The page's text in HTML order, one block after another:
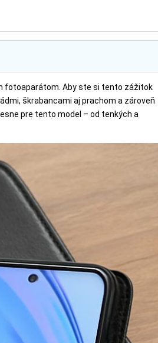
fotoaparátom. Aby ste si tento zážitok
škrabancami aj prachom a zároveň
pre tento model – od tenkých a